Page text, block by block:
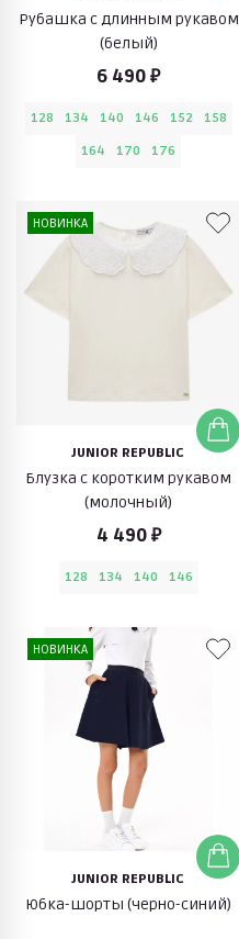
Рубашка с длинным рукавом
(белый)
6 490 ₽
128 134 140 146 152
158
164
170 176
НОВИНКА
JUNIOR REPUBLIC
Блузка с коротким рукавом
(молочный)
4 490 ₽
128 134 140 146
НОВИНКА
JUNIOR REPUBLIC
Юбка-шорты (черно-синий)